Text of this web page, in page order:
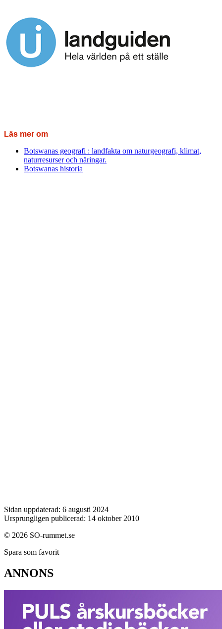
Läs mer om
Botswanas geografi : landfakta om naturgeografi, klimat,
naturresurser och näringar.
Botswanas historia
Sidan uppdaterad: 6 augusti 2024
Ursprungligen publicerad: 14 oktober 2010
© 2026 SO-rummet.se
Spara som favorit
ANNONS